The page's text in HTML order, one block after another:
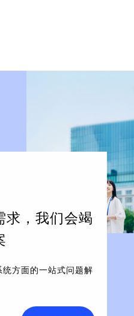
， 我们会竭
方面的一站式问题解